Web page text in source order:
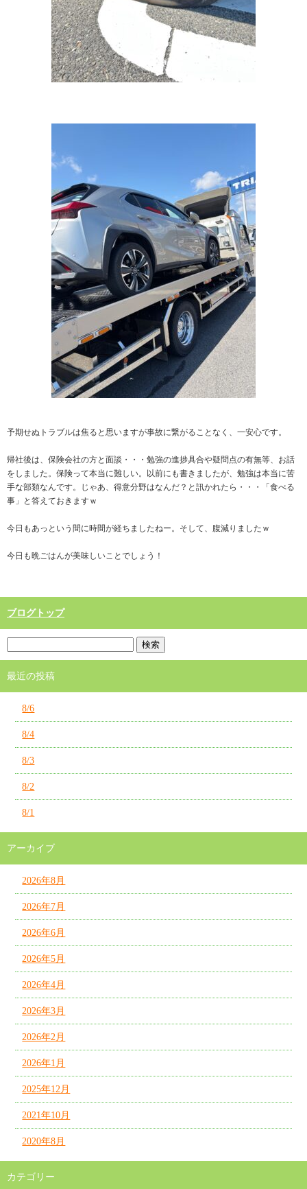
予期せぬトラブルは焦ると思いますが事故に繋がることなく、一安心です。
帰社後は、保険会社の方と面談・・・勉強の進捗具合や疑問点の有無等、お話
をしました。保険って本当に難しい。以前にも書きましたが、勉強は本当に苦
手な部類なんです。じゃあ、得意分野はなんだ？と訊かれたら・・・「食べる
事」と答えておきますｗ
今日もあっという間に時間が経ちましたねー。そして、腹減りましたｗ
今日も晩ごはんが美味しいことでしょう！
ブログトップ
最近の投稿
8/6
8/4
8/3
8/2
8/1
アーカイブ
2026年8月
2026年7月
2026年6月
2026年5月
2026年4月
2026年3月
2026年2月
2026年1月
2025年12月
2021年10月
2020年8月
カテゴリー